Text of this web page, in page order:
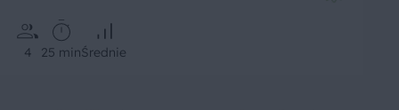
4 25 minŚrednie